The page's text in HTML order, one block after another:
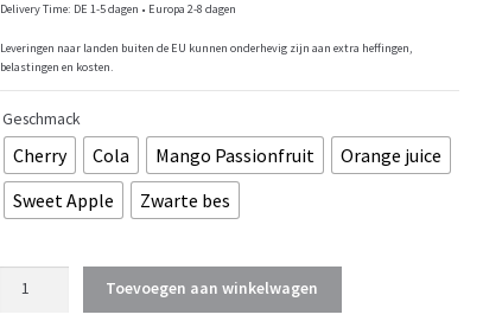
Delivery Time: DE 1-5 dagen • Europa 2-8 dagen
Leveringen naar landen buiten de EU kunnen onderhevig zijn aan extra heffingen,
belastingen en kosten.
Geschmack
Cherry Cola Mango Passionfruit
Orange juice
Sweet Apple
Zwarte bes
Toevoegen aan winkelwagen